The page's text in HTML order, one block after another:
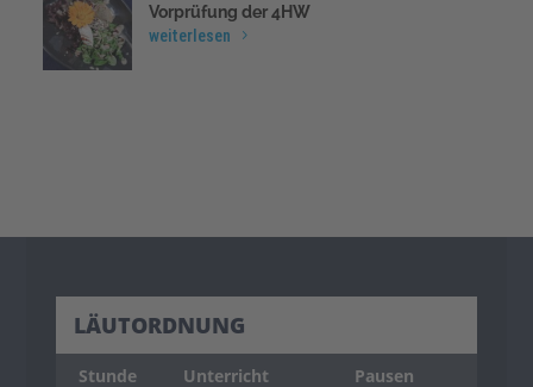
Vorprüfung der 4HW
weiterlesen
LÄUTORDNUNG
Stunde Unterricht
Pausen